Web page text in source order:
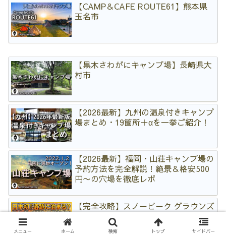
【CAMP＆CAFE ROUTE61】熊本県
玉名市
【黒木さわがにキャンプ場】長崎県大
村市
【2026最新】九州の温泉付きキャンプ
場まとめ・19箇所＋αを一挙ご紹介！
【2026最新】福岡・山荘キャンプ場の
予約方法を完全解説！絶景＆格安500
円〜の穴場を徹底レポ
【完全攻略】スノーピーク グラウンズ
吉野ヶ里がオープン！日本初の「遺跡
に泊まる」キャンプ体験を徹底解説
メニュー ホーム 検索 トップ サイドバー